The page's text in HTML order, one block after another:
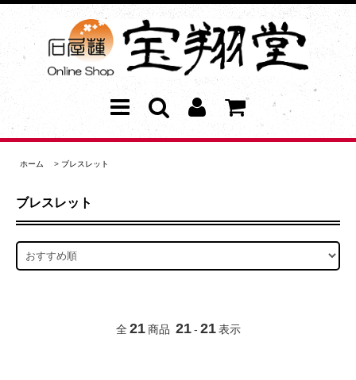
ホーム > ブレスレット
ブレスレット
全 21 商品 21 - 21 表示